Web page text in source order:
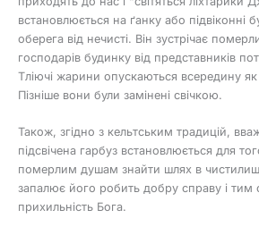
встановлюється на ґанку або підвіконні
оберега від нечисті. Він зустрічає
господарів будинку від представників
Тліючі жарини опускаються всередину як
Пізніше вони були замінені свічкою.
Також, згідно з кельтським традицій,
підсвічена гарбуз встановлюється для
померлим душам знайти шлях в
запалює його робить добру справу і
прихильність Бога.